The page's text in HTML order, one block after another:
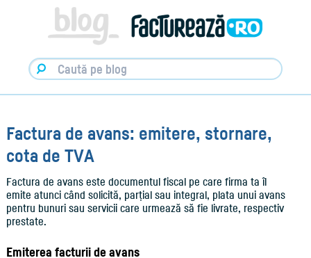
Factureaza.ro
Factura de avans: emitere, stornare,
cota de TVA
Factura de avans este documentul fiscal pe care firma ta îl
emite atunci când solicită, parțial sau integral, plata unui avans
pentru bunuri sau servicii care urmează să fie livrate, respectiv
prestate.
Emiterea facturii de avans